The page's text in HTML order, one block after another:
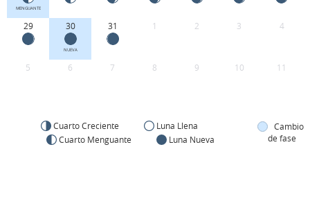
MENGUANTE
29 30
NUEVA
31 1 2 3 4
5 6 7 8 9 10 11
Cuarto Creciente
Luna Llena
Cuarto Menguante
Luna Nueva
Cambio
de fase